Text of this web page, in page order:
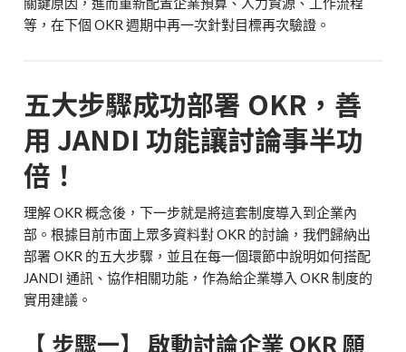
等，在下個 OKR 週期中再一次針對目標再次驗證。
五大步驟成功部署 OKR，善
用 JANDI 功能讓討論事半功
倍！
理解 OKR 概念後，下一步就是將這套制度導入到企業內
部。根據目前市面上眾多資料對 OKR 的討論，我們歸納出
部署 OKR 的五大步驟，並且在每一個環節中說明如何搭配
JANDI 通訊、協作相關功能，作為給企業導入 OKR 制度的
實用建議。
【 步驟一】 啟動討論企業 OKR 願